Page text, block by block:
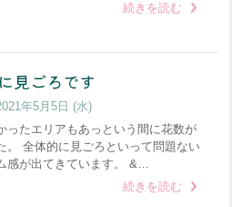
続きを読む
見ごろです
年5月5日 (水)
ったエリアもあっという間に花数が
。 全体的に見ごろといって問題ない
感が出てきています。 &…
続きを読む